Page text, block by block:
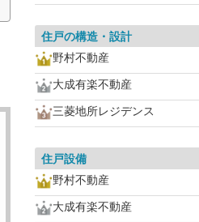
住戸の構造・設計
野村不動産
大成有楽不動産
三菱地所レジデンス
住戸設備
野村不動産
大成有楽不動産